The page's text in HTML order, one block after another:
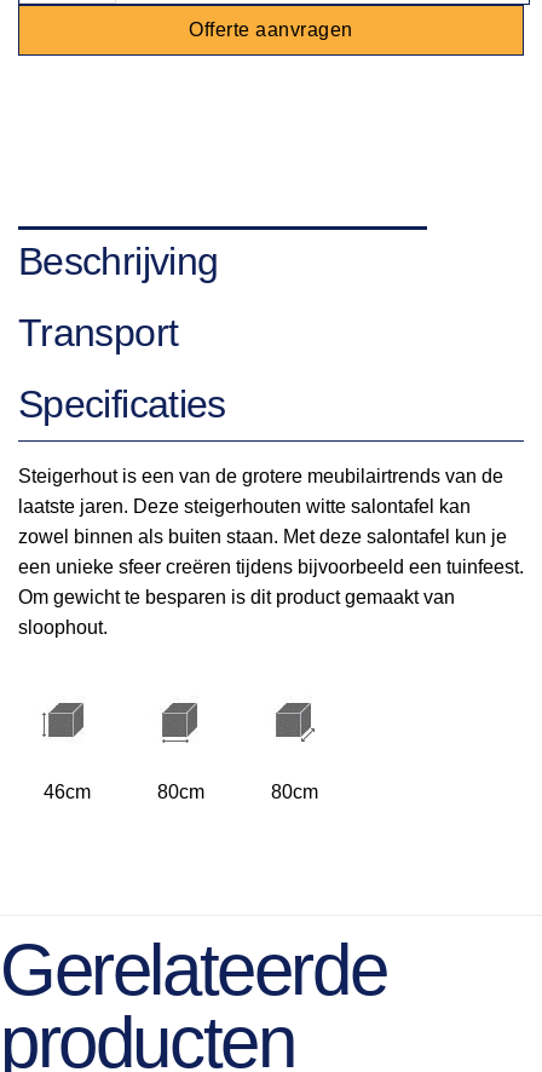
Offerte aanvragen
Beschrijving
Transport
Specificaties
Steigerhout is een van de grotere meubilairtrends van de
laatste jaren. Deze steigerhouten witte salontafel kan
zowel binnen als buiten staan. Met deze salontafel kun je
een unieke sfeer creëren tijdens bijvoorbeeld een tuinfeest.
Om gewicht te besparen is dit product gemaakt van
sloophout.
46cm 80cm 80cm
Gerelateerde
producten